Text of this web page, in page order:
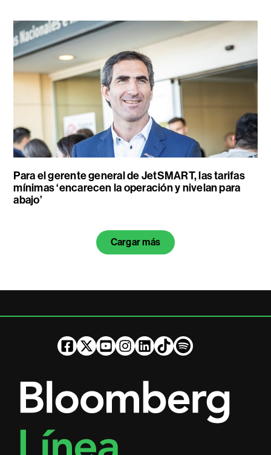
Para el gerente general de JetSMART, las tarifas
mínimas ‘encarecen la operación y nivelan para
abajo’
Cargar más